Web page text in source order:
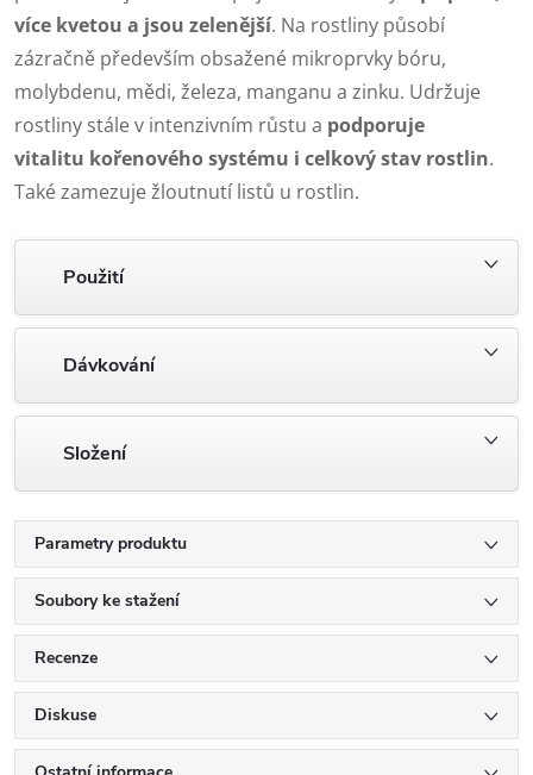
více kvetou a jsou zelenější. Na rostliny působí
zázračně především obsažené mikroprvky bóru,
molybdenu, mědi, železa, manganu a zinku. Udržuje
rostliny stále v intenzivním růstu a podporuje
vitalitu kořenového systému i celkový stav rostlin.
Také zamezuje žloutnutí listů u rostlin.
Použití
Dávkování
Složení
Parametry produktu
Soubory ke stažení
Recenze
Diskuse